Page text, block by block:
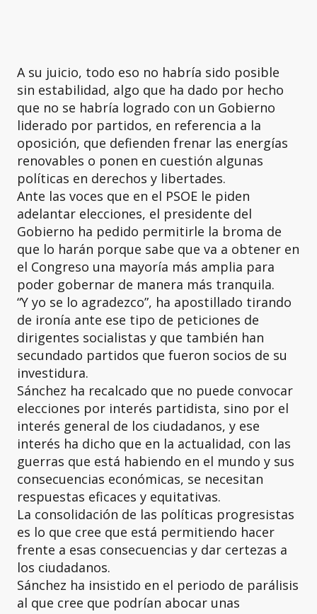
A su juicio, todo eso no habría sido posible
sin estabilidad, algo que ha dado por hecho
que no se habría logrado con un Gobierno
liderado por partidos, en referencia a la
oposición, que defienden frenar las energías
renovables o ponen en cuestión algunas
políticas en derechos y libertades.
Ante las voces que en el PSOE le piden
adelantar elecciones, el presidente del
Gobierno ha pedido permitirle la broma de
que lo harán porque sabe que va a obtener en
el Congreso una mayoría más amplia para
poder gobernar de manera más tranquila.
“Y yo se lo agradezco”, ha apostillado tirando
de ironía ante ese tipo de peticiones de
dirigentes socialistas y que también han
secundado partidos que fueron socios de su
investidura.
Sánchez ha recalcado que no puede convocar
elecciones por interés partidista, sino por el
interés general de los ciudadanos, y ese
interés ha dicho que en la actualidad, con las
guerras que está habiendo en el mundo y sus
consecuencias económicas, se necesitan
respuestas eficaces y equitativas.
La consolidación de las políticas progresistas
es lo que cree que está permitiendo hacer
frente a esas consecuencias y dar certezas a
los ciudadanos.
Sánchez ha insistido en el periodo de parálisis
al que cree que podrían abocar unas